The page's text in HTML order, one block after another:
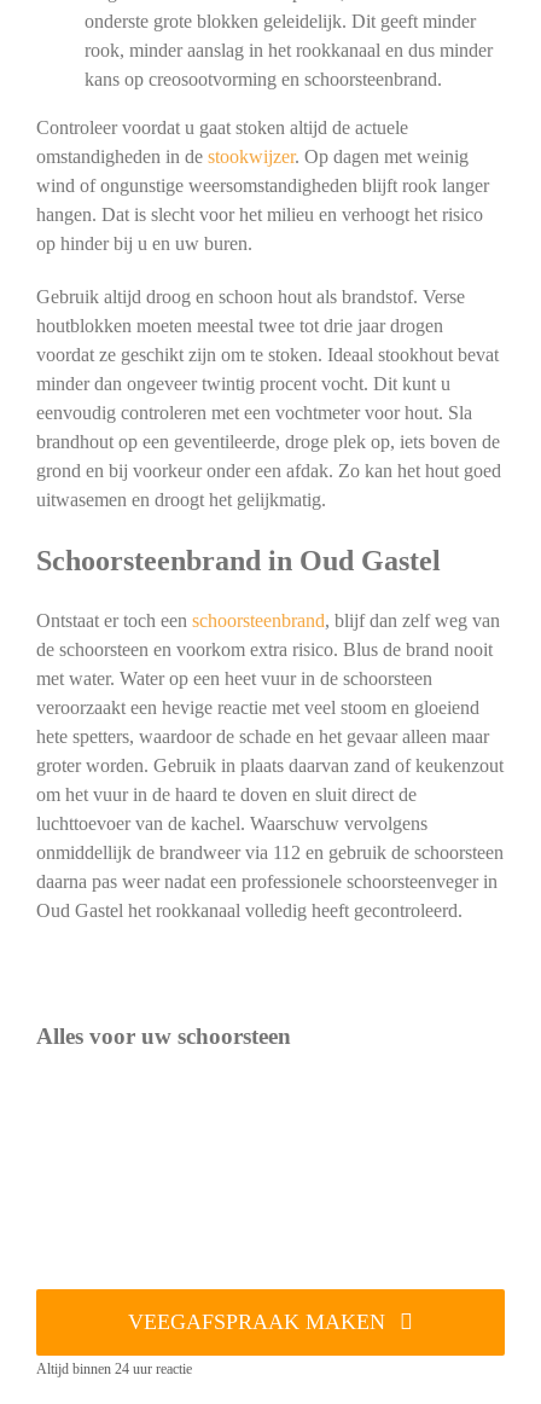
onderste grote blokken geleidelijk. Dit geeft minder
rook, minder aanslag in het rookkanaal en dus minder
kans op creosootvorming en schoorsteenbrand.
Controleer voordat u gaat stoken altijd de actuele
omstandigheden in de stookwijzer. Op dagen met weinig
wind of ongunstige weersomstandigheden blijft rook langer
hangen. Dat is slecht voor het milieu en verhoogt het risico
op hinder bij u en uw buren.
Gebruik altijd droog en schoon hout als brandstof. Verse
houtblokken moeten meestal twee tot drie jaar drogen
voordat ze geschikt zijn om te stoken. Ideaal stookhout bevat
minder dan ongeveer twintig procent vocht. Dit kunt u
eenvoudig controleren met een vochtmeter voor hout. Sla
brandhout op een geventileerde, droge plek op, iets boven de
grond en bij voorkeur onder een afdak. Zo kan het hout goed
uitwasemen en droogt het gelijkmatig.
Schoorsteenbrand in Oud Gastel
Ontstaat er toch een schoorsteenbrand, blijf dan zelf weg van
de schoorsteen en voorkom extra risico. Blus de brand nooit
met water. Water op een heet vuur in de schoorsteen
veroorzaakt een hevige reactie met veel stoom en gloeiend
hete spetters, waardoor de schade en het gevaar alleen maar
groter worden. Gebruik in plaats daarvan zand of keukenzout
om het vuur in de haard te doven en sluit direct de
luchttoevoer van de kachel. Waarschuw vervolgens
onmiddellijk de brandweer via 112 en gebruik de schoorsteen
daarna pas weer nadat een professionele schoorsteenveger in
Oud Gastel het rookkanaal volledig heeft gecontroleerd.
Alles voor uw schoorsteen
VEEGAFSPRAAK MAKEN
Altijd binnen 24 uur reactie